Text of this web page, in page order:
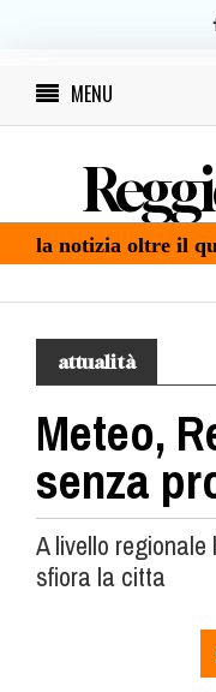
MENU
la notizia oltre il
attualità
Meteo,
senza
A livello
sfiora la citta